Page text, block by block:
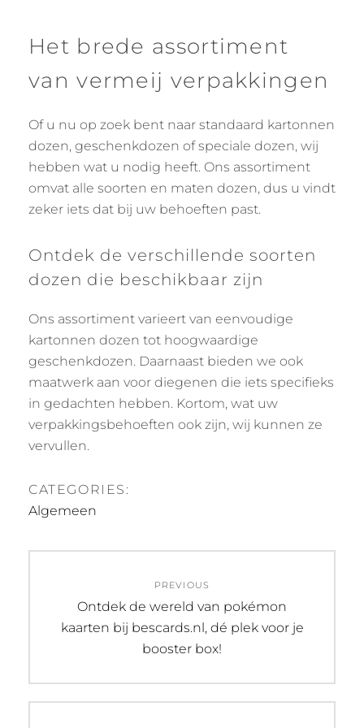
Het brede assortiment
van vermeij verpakkingen
Of u nu op zoek bent naar standaard kartonnen
dozen, geschenkdozen of speciale dozen, wij
hebben wat u nodig heeft. Ons assortiment
omvat alle soorten en maten dozen, dus u vindt
zeker iets dat bij uw behoeften past.
Ontdek de verschillende soorten
dozen die beschikbaar zijn
Ons assortiment varieert van eenvoudige
kartonnen dozen tot hoogwaardige
geschenkdozen. Daarnaast bieden we ook
maatwerk aan voor diegenen die iets specifieks
in gedachten hebben. Kortom, wat uw
verpakkingsbehoeften ook zijn, wij kunnen ze
vervullen.
CATEGORIES:
Algemeen
navigation
PREVIOUS
Previous
post:
Ontdek de wereld van pokémon
kaarten bij bescards.nl, dé plek voor je
booster box!